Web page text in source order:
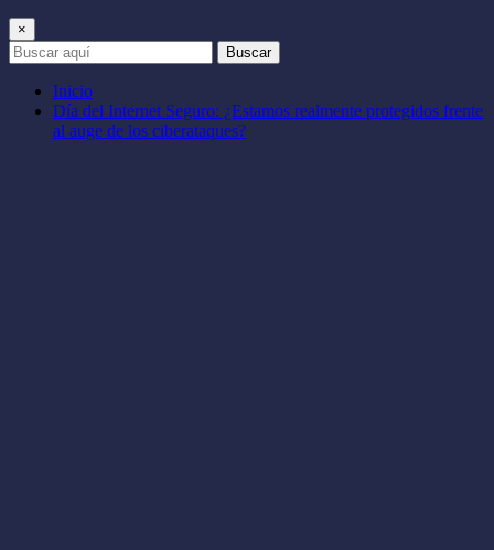
×
Buscar
Inicio
Día del Internet Seguro: ¿Estamos realmente protegidos frente
al auge de los ciberataques?